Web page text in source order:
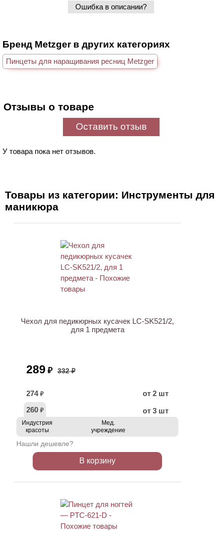
Ошибка в описании?
Бренд Metzger в других категориях
Пинцеты для наращивания ресниц Metzger
Отзывы о товаре
Оставить отзыв
У товара пока нет отзывов.
Товары из категории: Инструменты для
маникюра
Чехол для педикюрных кусачек LC-SK521/2,
для 1 предмета
289 ₽ 332 ₽
274 ₽
от 2 шт
260 ₽ от 3 шт
Индустрия
красоты
Мед.
учреждение
Нашли дешевле?
В корзину